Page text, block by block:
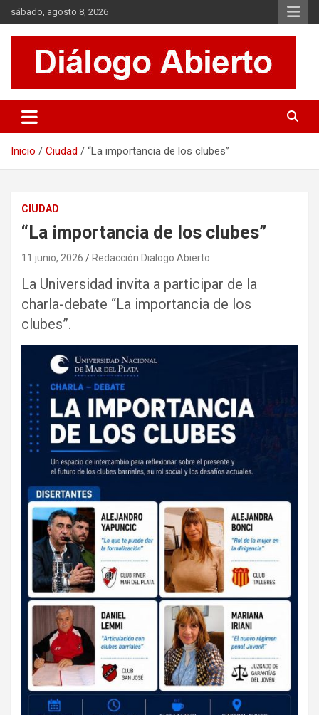
Saltar
al
contenido
sábado, agosto 8, 2026
Diálogo Abierto
Se tratan diversos temas de actualidad buscando hacer un
aporte a la sociedad, brindando información relevante de lo que
Inicio Ciudad “La importancia de los clubes”
CIUDAD
“La importancia de los clubes”
11 junio, 2026 Redacción Dialogo Abierto
La Universidad invita a participar de la
charla-debate “La importancia de los
clubes”.